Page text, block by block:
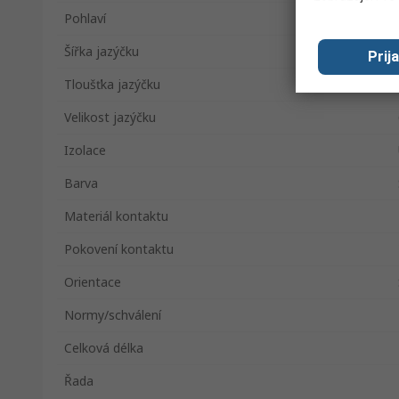
Pohlaví
Šířka jazýčku
Tloušťka jazýčku
Velikost jazýčku
Izolace
Barva
Materiál kontaktu
Pokovení kontaktu
Orientace
Normy/schválení
Celková délka
Řada